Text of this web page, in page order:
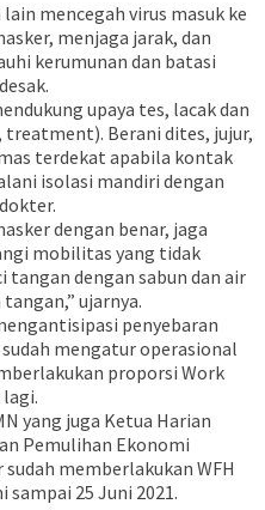
mencegah virus masuk ke
menjaga jarak, dan
kerumunan dan batasi
upaya tes, lacak dan
Berani dites, jujur,
terdekat apabila kontak
isolasi mandiri dengan
dengan benar, jaga
mobilitas yang tidak
tangan dengan sabun dan air
ujarnya.
penyebaran
mengatur operasional
proporsi Work
yang juga Ketua Harian
Pemulihan Ekonomi
memberlakukan WFH
sampai 25 Juni 2021.